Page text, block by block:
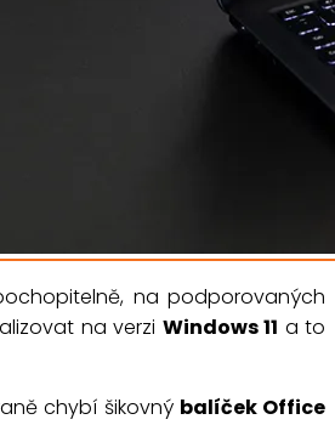
na podporovaných
na verzi Windows 11 a to
chybí šikovný balíček Office